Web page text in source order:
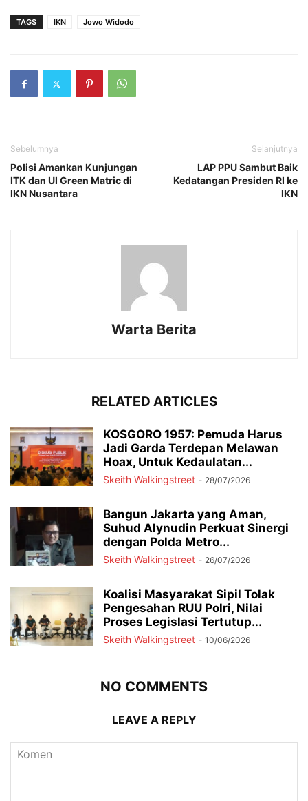
TAGS IKN Jowo Widodo
Sebelumnya
Polisi Amankan Kunjungan
ITK dan UI Green Matric di
IKN Nusantara
Selanjutnya
LAP PPU Sambut Baik
Kedatangan Presiden RI ke
IKN
Warta Berita
RELATED ARTICLES
KOSGORO 1957: Pemuda Harus
Jadi Garda Terdepan Melawan
Hoax, Untuk Kedaulatan...
Skeith Walkingstreet - 28/07/2026
Bangun Jakarta yang Aman,
Suhud Alynudin Perkuat Sinergi
dengan Polda Metro...
Skeith Walkingstreet - 26/07/2026
Koalisi Masyarakat Sipil Tolak
Pengesahan RUU Polri, Nilai
Proses Legislasi Tertutup...
Skeith Walkingstreet - 10/06/2026
NO COMMENTS
LEAVE A REPLY